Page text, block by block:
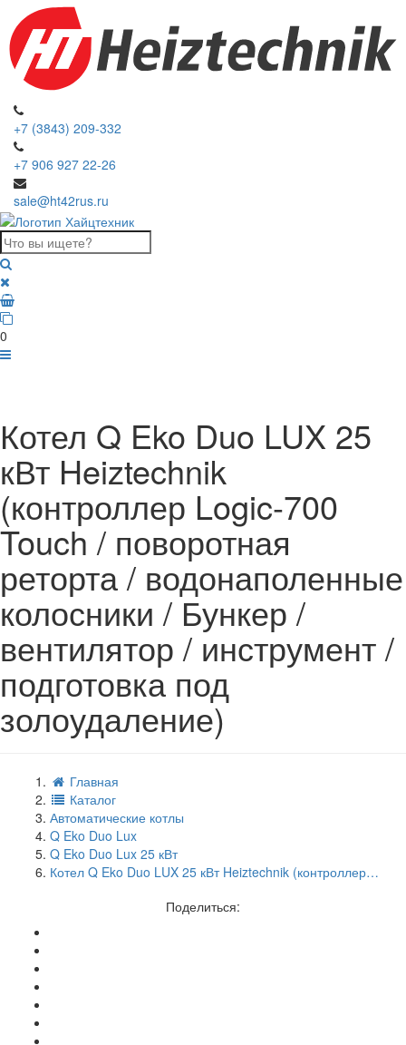
+7 (3843) 209-332
+7 906 927 22-26
sale@ht42rus.ru
0
Котел Q Eko Duo LUX 25
кВт Heiztechnik
(контроллер Logic-700
Touch / поворотная
реторта / водонаполенные
колосники / Бункер /
вентилятор / инструмент /
подготовка под
золоудаление)
Главная
Каталог
Автоматические котлы
Q Eko Duo Lux
Q Eko Duo Lux 25 кВт
Котел Q Eko Duo LUX 25 кВт Heiztechnik (контроллер…
Поделиться: